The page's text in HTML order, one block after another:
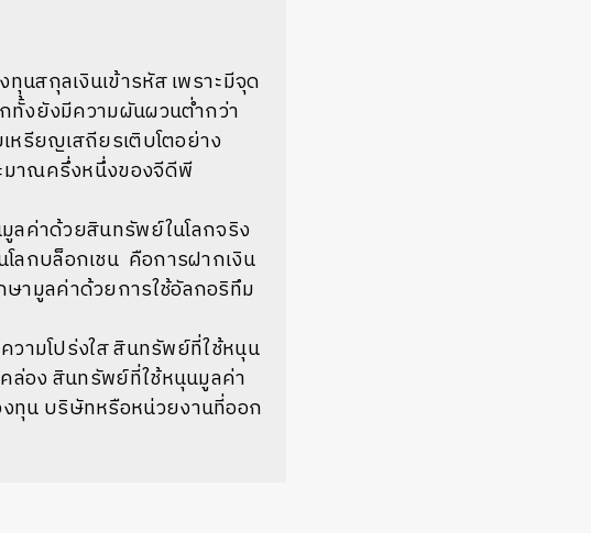
สกุลเงินเข้ารหัส เพราะมีจุด
ทั้งยังมีความผันผวนต่ำกว่า
เหรียญเสถียรเติบโตอย่าง
มาณครึ่งหนึ่งของจีดีพี
ลค่าด้วยสินทรัพย์ในโลกจริง
ลกบล็อกเชน คือการฝากเงิน
ามูลค่าด้วยการใช้อัลกอริทึม
ามโปร่งใส สินทรัพย์ที่ใช้หนุน
ล่อง สินทรัพย์ที่ใช้หนุนมูลค่า
ทุน บริษัทหรือหน่วยงานที่ออก